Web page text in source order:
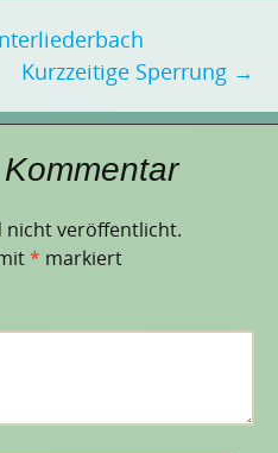
Kurzzeitige Sperrung →
nicht veröffentlicht.
* markiert